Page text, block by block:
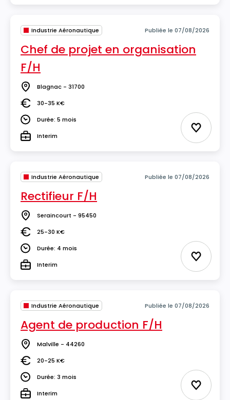
Industrie Aéronautique Publiée le 07/08/2026
Chef de projet en organisation
F/H
Lieu Blagnac - 31700
Salaire30-35 K€
DuréeDurée: 5 mois
TypeInterim Ajouter
Industrie Aéronautique Publiée le 07/08/2026
Rectifieur F/H
Lieu Seraincourt - 95450
Salaire25-30 K€
DuréeDurée: 4 mois
TypeInterim Ajouter
Industrie Aéronautique Publiée le 07/08/2026
Agent de production F/H
Lieu Malville - 44260
Salaire20-25 K€
DuréeDurée: 3 mois
Interim Ajouter